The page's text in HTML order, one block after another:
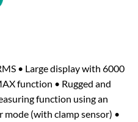
• Large display with 6000
function • Rugged and
function using an
mode (with clamp sensor) •